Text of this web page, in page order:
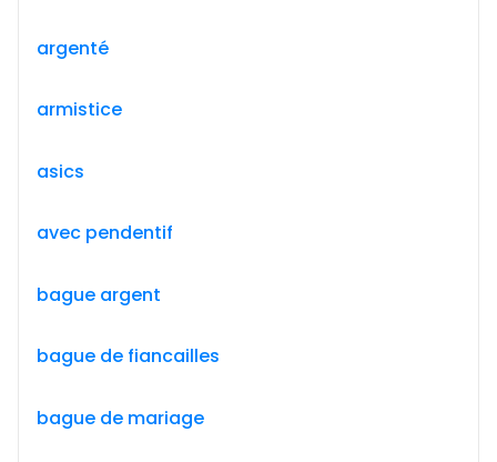
argenté
armistice
asics
avec pendentif
bague argent
bague de fiancailles
bague de mariage